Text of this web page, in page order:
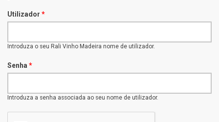
Utilizador *
Introduza o seu Rali Vinho Madeira nome de utilizador.
Senha *
Introduza a senha associada ao seu nome de utilizador.